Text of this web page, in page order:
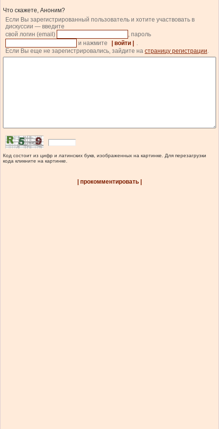
Что скажете, Аноним?
Если Вы зарегистрированный пользователь и хотите участвовать в
дискуссии — введите
свой логин (email)
, пароль
и нажмите
| войти |
.
Если Вы еще не зарегистрировались, зайдите на страницу регистрации.
Код состоит из цифр и латинских букв, изображенных на картинке. Для перезагрузки
кода кликните на картинке.
| прокомментировать |